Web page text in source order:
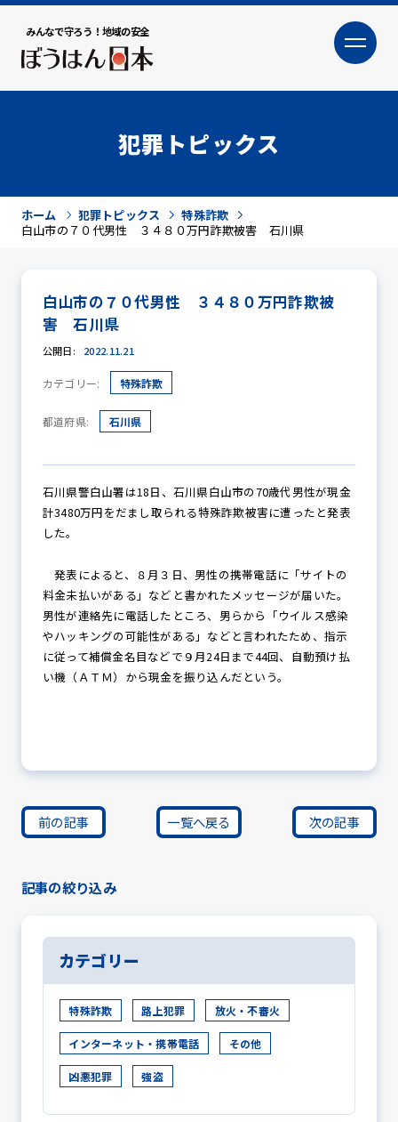
みんなで守ろう！地域の安全
大
防犯活動ニュース
防犯パトロール
防犯対策情報
犯罪トピックス
ホーム 犯罪トピックス
特殊詐欺
白山市の７０代男性 ３４８０万円詐欺被害 石川県
白山市の７０代男性 ３４８０万円詐欺被
害 石川県
公開日: 2022.11.21
カテゴリー: 特殊詐欺
都道府県: 石川県
石川県警白山署は18日、石川県白山市の70歳代男性が現金
計3480万円をだまし取られる特殊詐欺被害に遭ったと発表
した。
発表によると、８月３日、男性の携帯電話に「サイトの
料金未払いがある」などと書かれたメッセージが届いた。
男性が連絡先に電話したところ、男らから「ウイルス感染
やハッキングの可能性がある」などと言われたため、指示
に従って補償金名目などで９月24日まで44回、自動預け払
い機（ＡＴＭ）から現金を振り込んだという。
前の記事 一覧へ戻る 次の記事
記事の絞り込み
カテゴリー
特殊詐欺 路上犯罪 放火・不審火
インターネット・携帯電話 その他
凶悪犯罪 強盗